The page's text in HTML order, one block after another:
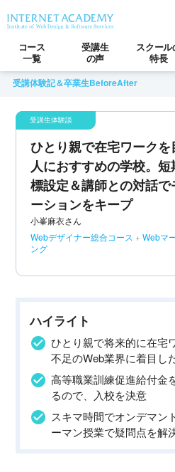
コース
一覧
受講生
の声
スクール
特長
受講体験記＆卒業生BeforeAfter
ひとり親で在宅ワークを
人におすすめの学校。短
標設定＆講師との対話
ーションをキープ
小峯麻衣さん
Webデザイナー総合コース +Webマ
ング
ハイライト
ひとり親で将来的に在宅
不足のWeb業界に着目し
高等職業訓練促進給付金
るので、入校を決意
スキマ時間でオンデマン
ーマン授業で疑問点を解